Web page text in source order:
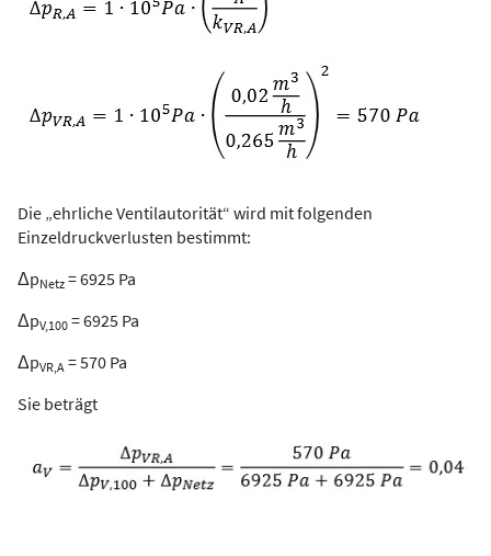
Die „ehrliche Ventilautorität“ wird mit folgenden
Einzeldruckverlusten bestimmt:
ΔpNetz = 6925 Pa
ΔpV,100 = 6925 Pa
ΔpVR,A = 570 Pa
Sie beträgt